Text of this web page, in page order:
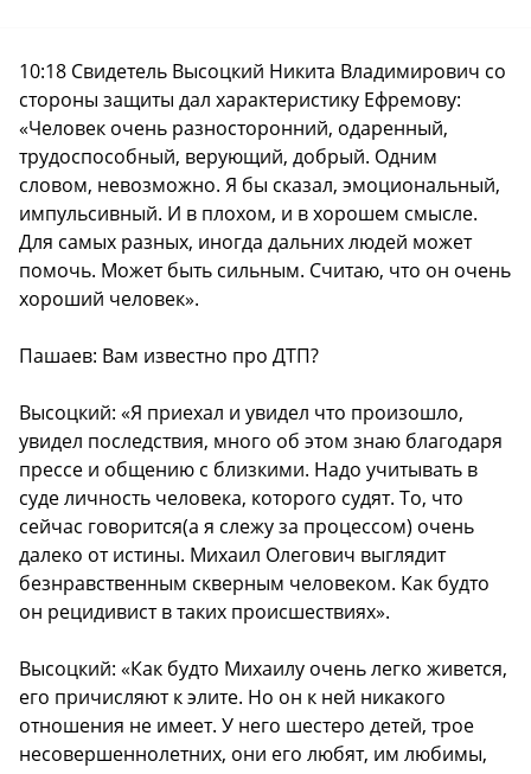
10:18 Свидетель Высоцкий Никита Владимирович со
стороны защиты дал характеристику Ефремову:
«Человек очень разносторонний, одаренный,
трудоспособный, верующий, добрый. Одним
словом, невозможно. Я бы сказал, эмоциональный,
импульсивный. И в плохом, и в хорошем смысле.
Для самых разных, иногда дальних людей может
помочь. Может быть сильным. Считаю, что он очень
хороший человек».
Пашаев: Вам известно про ДТП?
Высоцкий: «Я приехал и увидел что произошло,
увидел последствия, много об этом знаю благодаря
прессе и общению с близкими. Надо учитывать в
суде личность человека, которого судят. То, что
сейчас говорится(а я слежу за процессом) очень
далеко от истины. Михаил Олегович выглядит
безнравственным скверным человеком. Как будто
он рецидивист в таких происшествиях».
Высоцкий: «Как будто Михаилу очень легко живется,
его причисляют к элите. Но он к ней никакого
отношения не имеет. У него шестеро детей, трое
несовершеннолетних, они его любят, им любимы,